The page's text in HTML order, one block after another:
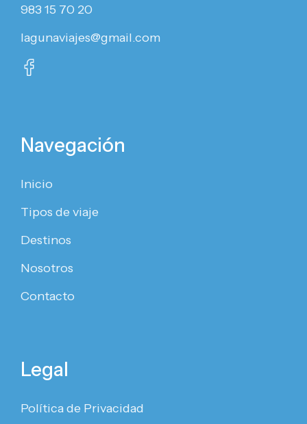
983 15 70 20
lagunaviajes@gmail.com
Navegación
Inicio
Tipos de viaje
Destinos
Nosotros
Contacto
Legal
Política de Privacidad